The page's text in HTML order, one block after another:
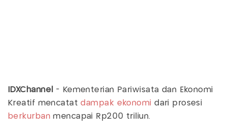
IDXChannel
- Kementerian Pariwisata dan Ekonomi
Kreatif mencatatdampak ekonomi dari prosesi
berkurban mencapai Rp200 triliun.